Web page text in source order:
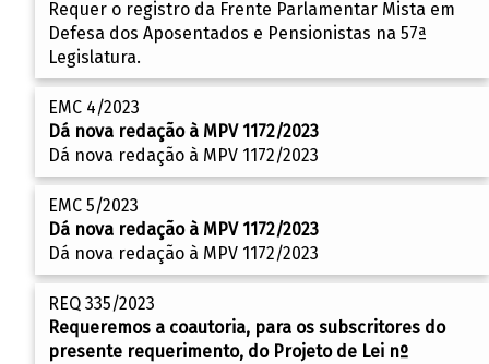
Requer o registro da Frente Parlamentar Mista em
Defesa dos Aposentados e Pensionistas na 57ª
Legislatura.
EMC 4/2023
Dá nova redação à MPV 1172/2023
Dá nova redação à MPV 1172/2023
EMC 5/2023
Dá nova redação à MPV 1172/2023
Dá nova redação à MPV 1172/2023
REQ 335/2023
Requeremos a coautoria, para os subscritores do
presente requerimento, do Projeto de Lei nº